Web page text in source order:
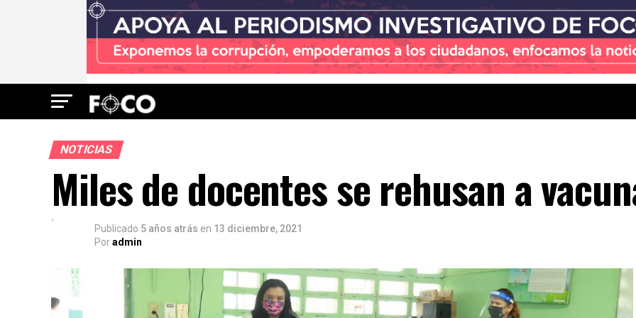
NOTICIAS
Miles de docentes se rehusan a
Publicado 5 años atrás en 13 diciembre, 2021
Poradmin